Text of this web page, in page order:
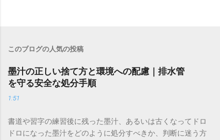
このブログの人気の投稿
墨汁の正しい捨て方と環境への配慮｜排水管
を守る安全な処分手順
1:51
書道や習字の練習後に残った墨汁、あるいは古くなってドロ
ドロになった墨汁をどのように処分すべきか、判断に迷う方